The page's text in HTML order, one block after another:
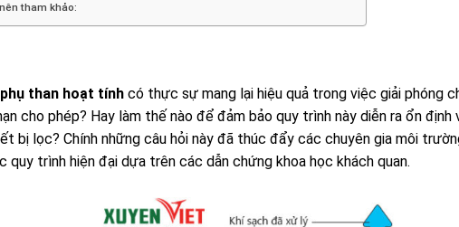
tham khảo:
than hoạt tính có thực sự mang lại hiệu quả trong việc giải phóng
cho phép? Hay làm thế nào để đảm bảo quy trình này diễn ra ổn định
bị lọc? Chính những câu hỏi này đã thúc đẩy các chuyên gia môi
quy trình hiện đại dựa trên các dẫn chứng khoa học khách quan.